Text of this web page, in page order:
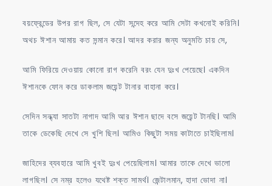
বয়ফ্রেন্ডের উপর রাগ ছিল, সে যেটা সন্দেহ করে আমি সেটা কখনোই করিনি।
অথচ ঈশান আমায় কত সন্মান করে। আদর করার জন্য অনুমতি চায় সে,
আমি ফিরিয়ে দেওয়ায় কোনো রাগ করেনি বরং যেন দুঃখ পেয়েছে। একদিন
ঈশানকে ফোন করে ডাকলাম জয়েন্ট টানার বাহানা করে।
সেদিন সন্ধ্যা সাতটা নাগাদ আমি আর ঈশান ছাদে বসে জয়েন্ট টানছি। আমি
তাকে ডেকেছি দেখে সে খুশি ছিল। আমিও কিছুটা সময় কাটাতে চাইছিলাম।
জাহিদের ব্যবহারে আমি খুবই দুঃখ পেয়েছিলাম। আমার তাকে দেখে ভালো
লাগছিল। সে নম্র হলেও যথেষ্ট শক্ত সামর্থ। জেন্টালমান, হাদা ভোদা না।